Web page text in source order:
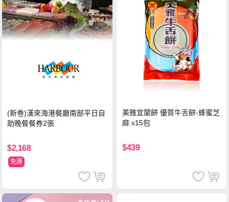
(新卷)漢來海港餐廳南部平日自
助晚餐餐券2張
$2,168
免運
美雅宜蘭餅 優質牛舌餅-蜂蜜芝
麻 x15包
$439